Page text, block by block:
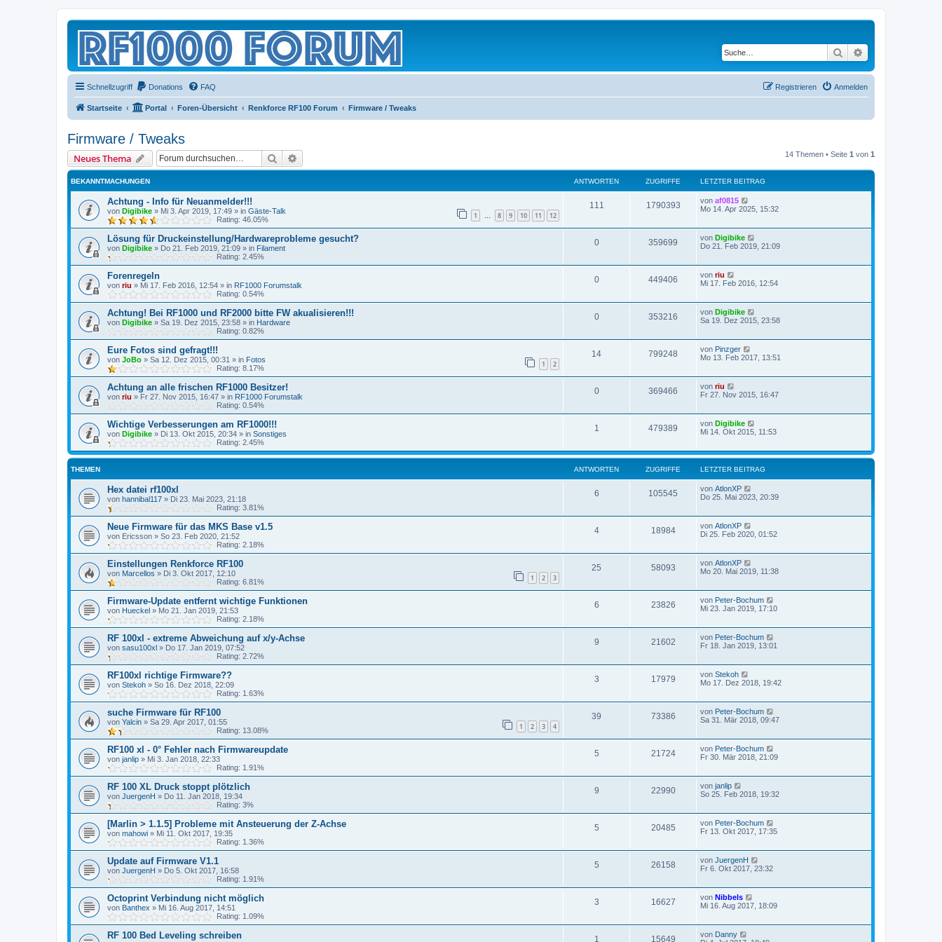
Suche
Schnellzugriff Donations FAQ Anmelden
Registrieren
Startseite Portal Foren-Übersicht Renkforce RF100 Forum Firmware / Tweaks
Firmware / Tweaks
Neues Thema Suche 14 Themen • Seite 1 von 1
BEKANNTMACHUNGEN ANTWORTEN ZUGRIFFE LETZTER BEITRAG
Achtung - Info für Neuanmelder!!!
von Digibike » Mi 3. Apr 2019, 17:49 » in Gäste-Talk 1 … 8 9 10 11 12
Rating: 46.05%
111 1790393 von af0815
Mo 14. Apr 2025, 15:32
Lösung für Druckeinstellung/Hardwareprobleme gesucht?
von Digibike » Do 21. Feb 2019, 21:09 » in Filament
Rating: 2.45%
0 359699 von Digibike
Do 21. Feb 2019, 21:09
Forenregeln
von riu » Mi 17. Feb 2016, 12:54 » in RF1000 Forumstalk
Rating: 0.54%
0 449406 von riu
Mi 17. Feb 2016, 12:54
Achtung! Bei RF1000 und RF2000 bitte FW akualisieren!!!
von Digibike » Sa 19. Dez 2015, 23:58 » in Hardware
Rating: 0.82%
0 353216 von Digibike
Sa 19. Dez 2015, 23:58
Eure Fotos sind gefragt!!!
von JoBo » Sa 12. Dez 2015, 00:31 » in Fotos 1 2
Rating: 8.17%
14 799248 von Pinzger
Mo 13. Feb 2017, 13:51
Achtung an alle frischen RF1000 Besitzer!
von riu » Fr 27. Nov 2015, 16:47 » in RF1000 Forumstalk
Rating: 0.54%
0 369466 von riu
Fr 27. Nov 2015, 16:47
Wichtige Verbesserungen am RF1000!!!
von Digibike » Di 13. Okt 2015, 20:34 » in Sonstiges
Rating: 2.45%
1 479389 von Digibike
Mi 14. Okt 2015, 11:53
THEMEN ANTWORTEN ZUGRIFFE LETZTER BEITRAG
Hex datei rf100xl
von hannibal117 » Di 23. Mai 2023, 21:18
Rating: 3.81%
6 105545 von AtlonXP
Do 25. Mai 2023, 20:39
Neue Firmware für das MKS Base v1.5
von Ericsson » So 23. Feb 2020, 21:52
Rating: 2.18%
4 18984 von AtlonXP
Di 25. Feb 2020, 01:52
Einstellungen Renkforce RF100
von Marcellos » Di 3. Okt 2017, 12:10 1 2 3
Rating: 6.81%
25 58093 von AtlonXP
Mo 20. Mai 2019, 11:38
Firmware-Update entfernt wichtige Funktionen
von Hueckel » Mo 21. Jan 2019, 21:53
Rating: 2.18%
6 23826 von Peter-Bochum
Mi 23. Jan 2019, 17:10
RF 100xl - extreme Abweichung auf x/y-Achse
von sasu100xl » Do 17. Jan 2019, 07:52
Rating: 2.72%
9 21602 von Peter-Bochum
Fr 18. Jan 2019, 13:01
RF100xl richtige Firmware??
von Stekoh » So 16. Dez 2018, 22:09
Rating: 1.63%
3 17979 von Stekoh
Mo 17. Dez 2018, 19:42
suche Firmware für RF100
von Yalcin » Sa 29. Apr 2017, 01:55 1 2 3 4
Rating: 13.08%
39 73386 von Peter-Bochum
Sa 31. Mär 2018, 09:47
RF100 xl - 0° Fehler nach Firmwareupdate
von janlip » Mi 3. Jan 2018, 22:33
Rating: 1.91%
5 21724 von Peter-Bochum
Fr 30. Mär 2018, 21:09
RF 100 XL Druck stoppt plötzlich
von JuergenH » Do 11. Jan 2018, 19:34
Rating: 3%
9 22990 von janlip
So 25. Feb 2018, 19:32
[Marlin > 1.1.5] Probleme mit Ansteuerung der Z-Achse
von mahowi » Mi 11. Okt 2017, 19:35
Rating: 1.36%
5 20485 von Peter-Bochum
Fr 13. Okt 2017, 17:35
Update auf Firmware V1.1
von JuergenH » Do 5. Okt 2017, 16:58
Rating: 1.91%
5 26158 von JuergenH
Fr 6. Okt 2017, 23:32
Octoprint Verbindung nicht möglich
von Banthex » Mi 16. Aug 2017, 14:51
Rating: 1.09%
3 16627 von Nibbels
Mi 16. Aug 2017, 18:09
RF 100 Bed Leveling schreiben 1 15649 von Danny